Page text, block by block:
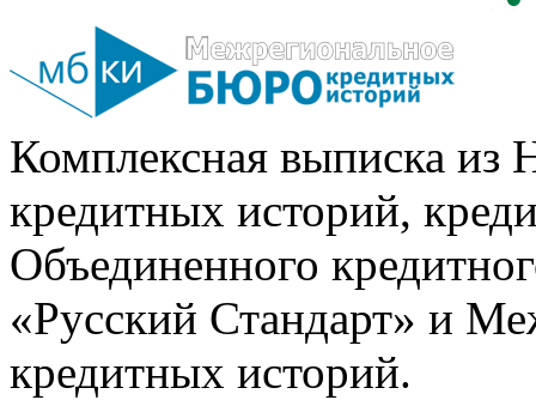
Комплексная выписка из
кредитных историй,
Объединенного
«Русский Стандарт» и
кредитных историй.